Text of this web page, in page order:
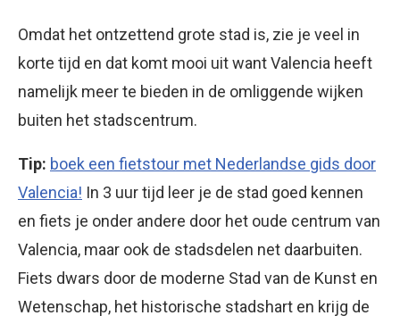
Omdat het ontzettend grote stad is, zie je veel in
korte tijd en dat komt mooi uit want Valencia heeft
namelijk meer te bieden in de omliggende wijken
buiten het stadscentrum.
Tip: boek een fietstour met Nederlandse gids door
Valencia! In 3 uur tijd leer je de stad goed kennen
en fiets je onder andere door het oude centrum van
Valencia, maar ook de stadsdelen net daarbuiten.
Fiets dwars door de moderne Stad van de Kunst en
Wetenschap, het historische stadshart en krijg de